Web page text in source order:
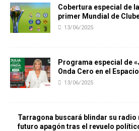
Cobertura especial de la
primer Mundial de
13/06/2025
Programa especial de
Onda Cero en el
13/06/2025
Tarragona buscará blindar su radio
futuro apagón tras el revuelo